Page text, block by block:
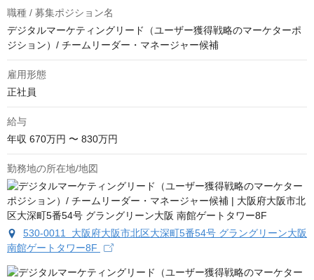
職種 / 募集ポジション名
デジタルマーケティングリード（ユーザー獲得戦略のマーケターポ
ジション）/ チームリーダー・マネージャー候補
雇用形態
正社員
給与
年収 670万円 〜 830万円
勤務地の所在地/地図
530-0011 大阪府大阪市北区大深町5番54号 グラングリーン大阪
南館ゲートタワー8F